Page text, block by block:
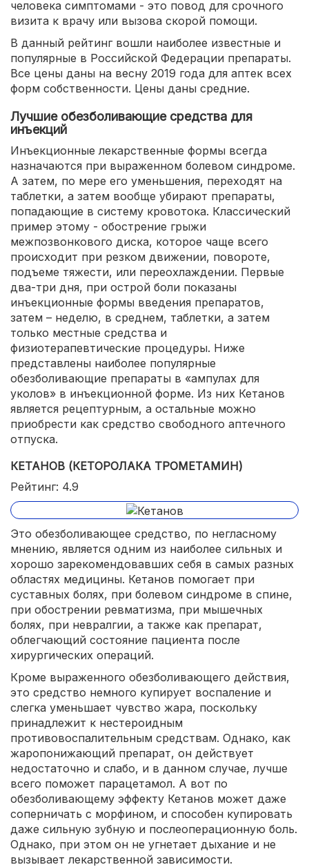
человека симптомами - это повод для срочного
визита к врачу или вызова скорой помощи.
В данный рейтинг вошли наиболее известные и
популярные в Российской Федерации препараты.
Все цены даны на весну 2019 года для аптек всех
форм собственности. Цены даны средние.
Лучшие обезболивающие средства для
инъекций
Инъекционные лекарственные формы всегда
назначаются при выраженном болевом синдроме.
А затем, по мере его уменьшения, переходят на
таблетки, а затем вообще убирают препараты,
попадающие в систему кровотока. Классический
пример этому - обострение грыжи
межпозвонкового диска, которое чаще всего
происходит при резком движении, повороте,
подъеме тяжести, или переохлаждении. Первые
два-три дня, при острой боли показаны
инъекционные формы введения препаратов,
затем – неделю, в среднем, таблетки, а затем
только местные средства и
физиотерапевтические процедуры. Ниже
представлены наиболее популярные
обезболивающие препараты в «ампулах для
уколов» в инъекционной форме. Из них Кетанов
является рецептурным, а остальные можно
приобрести как средство свободного аптечного
отпуска.
КЕТАНОВ (КЕТОРОЛАКА ТРОМЕТАМИН)
Рейтинг: 4.9
Это обезболивающее средство, по негласному
мнению, является одним из наиболее сильных и
хорошо зарекомендовавших себя в самых разных
областях медицины. Кетанов помогает при
суставных болях, при болевом синдроме в спине,
при обострении ревматизма, при мышечных
болях, при невралгии, а также как препарат,
облегчающий состояние пациента после
хирургических операций.
Кроме выраженного обезболивающего действия,
это средство немного купирует воспаление и
слегка уменьшает чувство жара, поскольку
принадлежит к нестероидным
противовоспалительным средствам. Однако, как
жаропонижающий препарат, он действует
недостаточно и слабо, и в данном случае, лучше
всего поможет парацетамол. А вот по
обезболивающему эффекту Кетанов может даже
соперничать с морфином, и способен купировать
даже сильную зубную и послеоперационную боль.
Однако, при этом он не угнетает дыхание и не
вызывает лекарственной зависимости.